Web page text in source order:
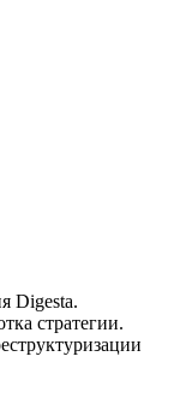
Digesta.
стратегии.